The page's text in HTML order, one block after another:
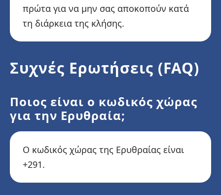
πρώτα για να μην σας αποκοπούν κατά
τη διάρκεια της κλήσης.
Συχνές Ερωτήσεις (FAQ)
Ποιος είναι ο κωδικός χώρας
για την Ερυθραία;
Ο κωδικός χώρας της Ερυθραίας είναι
+291.